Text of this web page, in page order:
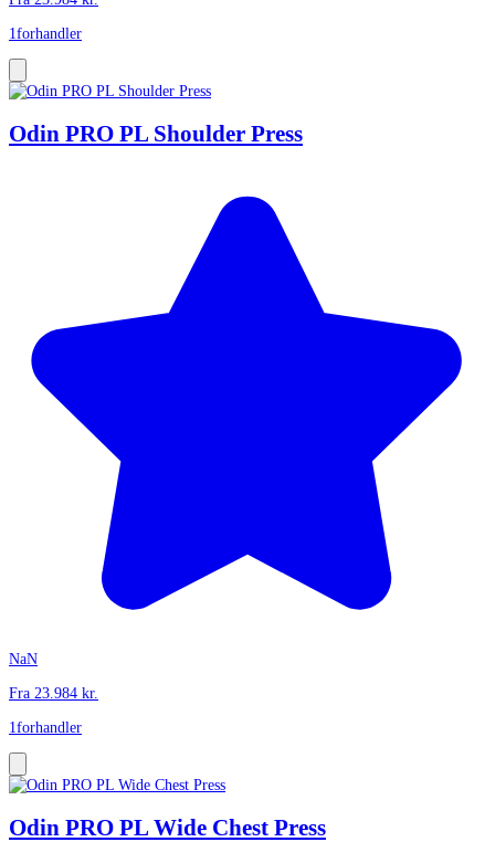
1forhandler
Odin PRO PL Shoulder Press
NaN
Fra 23.984 kr.
1forhandler
Odin PRO PL Wide Chest Press